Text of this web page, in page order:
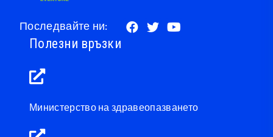
Последвайте ни:
Полезни връзки
Министерство на здравеопазването